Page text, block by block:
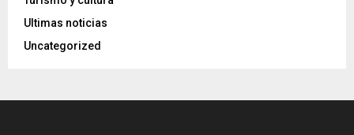
Ultimas noticias
Uncategorized